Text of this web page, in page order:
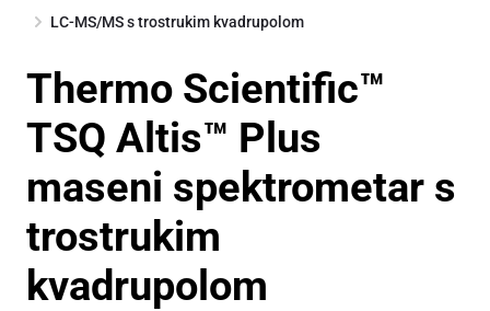
LC-MS/MS s trostrukim kvadrupolom
Thermo Scientific™
TSQ Altis™ Plus
maseni spektrometar s
trostrukim
kvadrupolom